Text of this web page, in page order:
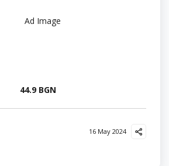
44.9 BGN
16 May 2024